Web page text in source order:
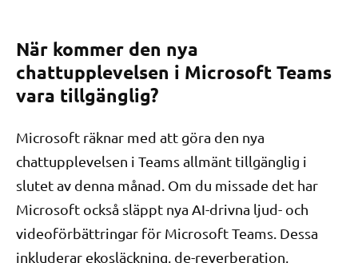
När kommer den nya
chattupplevelsen i Microsoft Teams
vara tillgänglig?
Microsoft räknar med att göra den nya
chattupplevelsen i Teams allmänt tillgänglig i
slutet av denna månad. Om du missade det har
Microsoft också släppt nya AI-drivna ljud- och
videoförbättringar för Microsoft Teams. Dessa
inkluderar ekosläckning, de-reverberation,